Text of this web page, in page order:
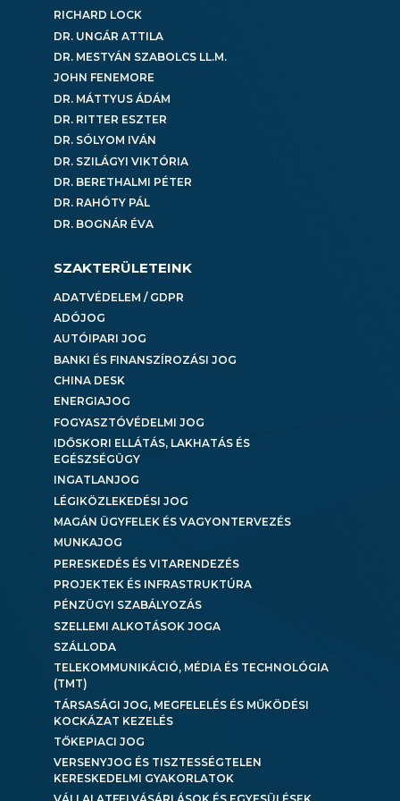
RICHARD LOCK
DR. UNGÁR ATTILA
DR. MESTYÁN SZABOLCS LL.M.
JOHN FENEMORE
DR. MÁTTYUS ÁDÁM
DR. RITTER ESZTER
DR. SÓLYOM IVÁN
DR. SZILÁGYI VIKTÓRIA
DR. BERETHALMI PÉTER
DR. RAHÓTY PÁL
DR. BOGNÁR ÉVA
SZAKTERÜLETEINK
ADATVÉDELEM / GDPR
ADÓJOG
AUTÓIPARI JOG
BANKI ÉS FINANSZÍROZÁSI JOG
CHINA DESK
ENERGIAJOG
FOGYASZTÓVÉDELMI JOG
IDŐSKORI ELLÁTÁS, LAKHATÁS ÉS
EGÉSZSÉGÜGY
INGATLANJOG
LÉGIKÖZLEKEDÉSI JOG
MAGÁN ÜGYFELEK ÉS VAGYONTERVEZÉS
MUNKAJOG
PERESKEDÉS ÉS VITARENDEZÉS
PROJEKTEK ÉS INFRASTRUKTÚRA
PÉNZÜGYI SZABÁLYOZÁS
SZELLEMI ALKOTÁSOK JOGA
SZÁLLODA
TELEKOMMUNIKÁCIÓ, MÉDIA ÉS TECHNOLÓGIA
(TMT)
TÁRSASÁGI JOG, MEGFELELÉS ÉS MŰKÖDÉSI
KOCKÁZAT KEZELÉS
TŐKEPIACI JOG
VERSENYJOG ÉS TISZTESSÉGTELEN
KERESKEDELMI GYAKORLATOK